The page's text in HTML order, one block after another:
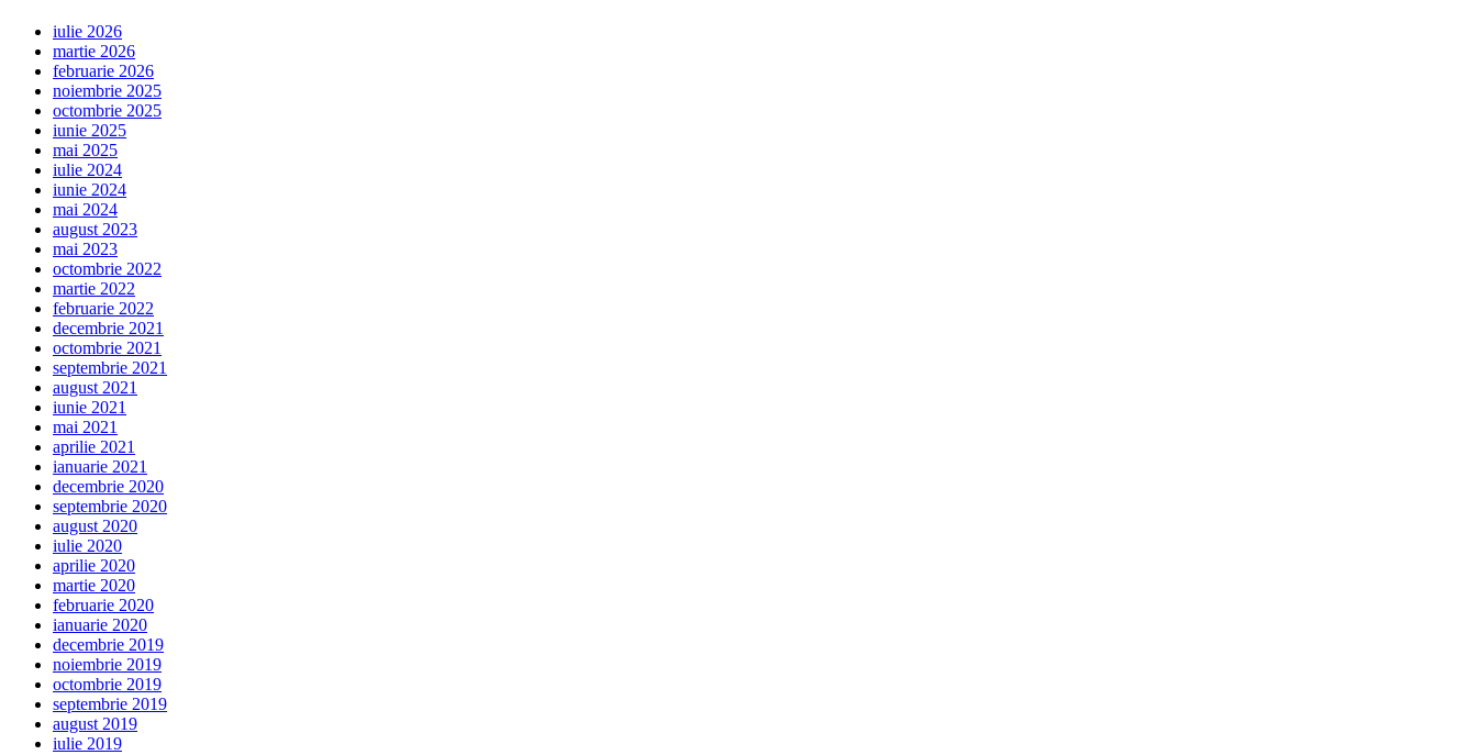
iulie 2026
martie 2026
februarie 2026
noiembrie 2025
octombrie 2025
iunie 2025
mai 2025
iulie 2024
iunie 2024
mai 2024
august 2023
mai 2023
octombrie 2022
martie 2022
februarie 2022
decembrie 2021
octombrie 2021
septembrie 2021
august 2021
iunie 2021
mai 2021
aprilie 2021
ianuarie 2021
decembrie 2020
septembrie 2020
august 2020
iulie 2020
aprilie 2020
martie 2020
februarie 2020
ianuarie 2020
decembrie 2019
noiembrie 2019
octombrie 2019
septembrie 2019
august 2019
iulie 2019